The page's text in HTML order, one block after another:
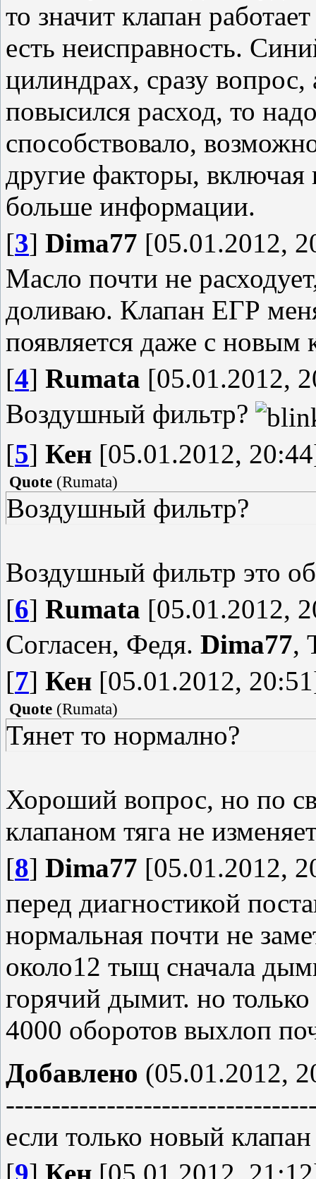
то значит клапан
есть неисправность.
цилиндрах, сразу
повысился расход, то
способствовало,
другие факторы,
больше информации.
[3] Dima77 [05.01.2012,
Масло почти не
доливаю. Клапан ЕГР
появляется даже с новым
[4] Rumata [05.01.2012,
Воздушный фильтр?
[5] Кен [05.01.2012,
Quote (Rumata)
Воздушный фильтр?
Воздушный фильтр это
[6] Rumata [05.01.2012,
Согласен, Федя. Dima77,
[7] Кен [05.01.2012,
Quote (Rumata)
Тянет то нормално?
Хороший вопрос, но по
клапаном тяга не
[8] Dima77 [05.01.2012,
перед диагностикой
нормальная почти не
около12 тыщ сначала
горячий дымит. но
4000 оборотов выхлоп
Добавлено (05.01.2012,
если только новый